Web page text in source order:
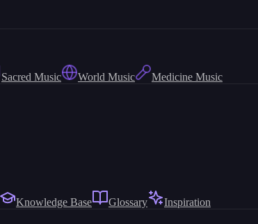
Sacred Music World Music Medicine Music
Knowledge Base Glossary Inspiration